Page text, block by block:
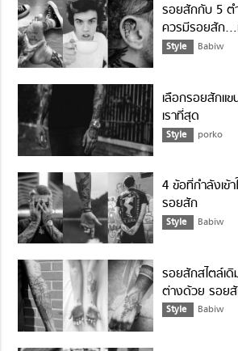
รอยสักกับ 5 ต
ควรมีรอยสัก
Style Babiw
เลือกรอยสักแข
เราที่สุด
Style porko
4 ข้อที่กำลังเข้
รอยสัก
Style Babiw
รอยสักสไตล์เ
ต่างด้วย รอย
Style Babiw